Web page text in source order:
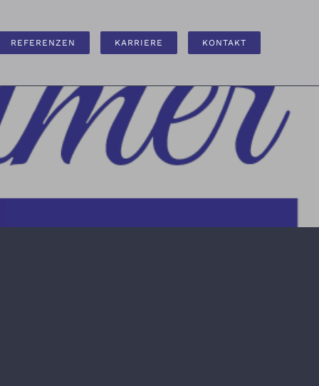
REFERENZEN KARRIERE KONTAKT